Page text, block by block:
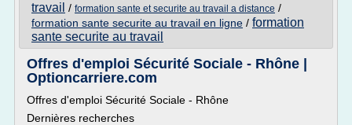
travail / formation sante et securite au travail a distance /
formation sante securite au travail en ligne / formation
sante securite au travail
Offres d'emploi Sécurité Sociale - Rhône |
Optioncarriere.com
Offres d'emploi Sécurité Sociale - Rhône
Dernières recherches